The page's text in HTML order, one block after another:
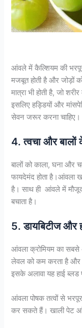
आंवले में कैल्शियम की
मजबूत होती है और जोड़ों
मात्रा भी होती है, जो
इसलिए हड्डियों और
सेवन जरूर करना चाहिए।
4. त्वचा और
बालों को काला, घना और
फायदेमंद होता है।आंवला
है। साथ ही आंवले में मौजूद
बचाता है।
5. डायबिटीज और
आंवला क्रोमियम का
लेवल को कम करता है और
इसके अलावा यह हाई
आंवला पोषक तत्वों से
कर सकते हैं। खाली पेट